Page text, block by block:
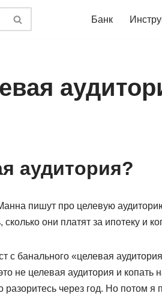
Банк
аудитория?
пишут про целевую
они платят за ипотеку и
с банального «целевая
не целевая аудитория и копать
через год. Но потом я